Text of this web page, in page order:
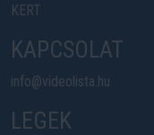
KERT
KAPCSOLAT
info@videolista.hu
LEGEK